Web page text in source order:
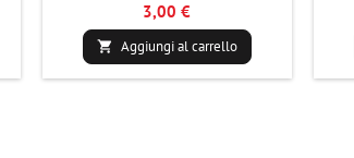
3,00 €
 Aggiungi al carrello